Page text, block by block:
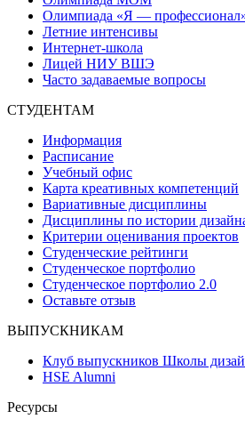
Олимпиада «Я —
Летние интенсивы
Интернет-школа
Лицей НИУ ВШЭ
Часто задаваемые вопросы
СТУДЕНТАМ
Информация
Расписание
Учебный офис
Карта креативных компетенций
Вариативные дисциплины
Дисциплины по истории
Критерии оценивания проектов
Студенческие рейтинги
Студенческое портфолио
Студенческое портфолио 2.0
Оставьте отзыв
ВЫПУСКНИКАМ
Клуб выпускников Школы
HSE Alumni
Ресурсы